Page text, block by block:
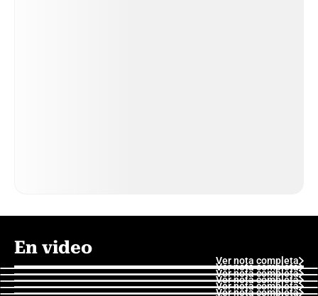
En video
Ver nota completa
Ver nota completa
Ver nota completa
Ver nota completa
Ver nota completa
Ver nota completa